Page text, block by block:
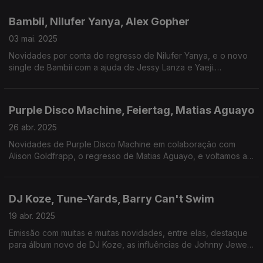
Bambii, Nilufer Yanya, Alex Gopher
03 mai. 2025
Novidades por conta do regresso de Nilufer Yanya, e o novo
single de Bambii com a ajuda de Jessy Lanza e Yaeji.
Purple Disco Machine, Feiertag, Matias Aguayo
26 abr. 2025
Novidades de Purple Disco Machine em colaboração com
Alison Goldfrapp, o regresso de Matias Aguayo, e voltamos a
DJ Koze, Tune-Yards, Barry Can't Swim
19 abr. 2025
Emissão com muitas e muitas novidades, entre elas, destaque
para álbum novo de DJ Koze, as influências de Johnny Jewel